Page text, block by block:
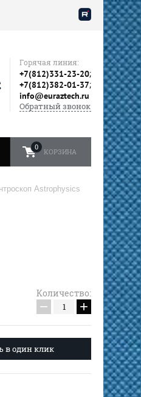
Горячая линия:
+7(812)331-23-20;
+7(812)382-01-37;
info@euraztech.ru
Обратный звонок
КОРЗИНА
0
Astrophysics
Количество:
− +
в один клик